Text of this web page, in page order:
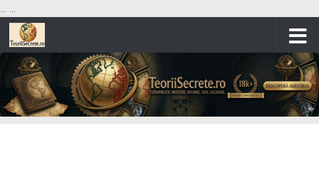
... ...
Skip to content